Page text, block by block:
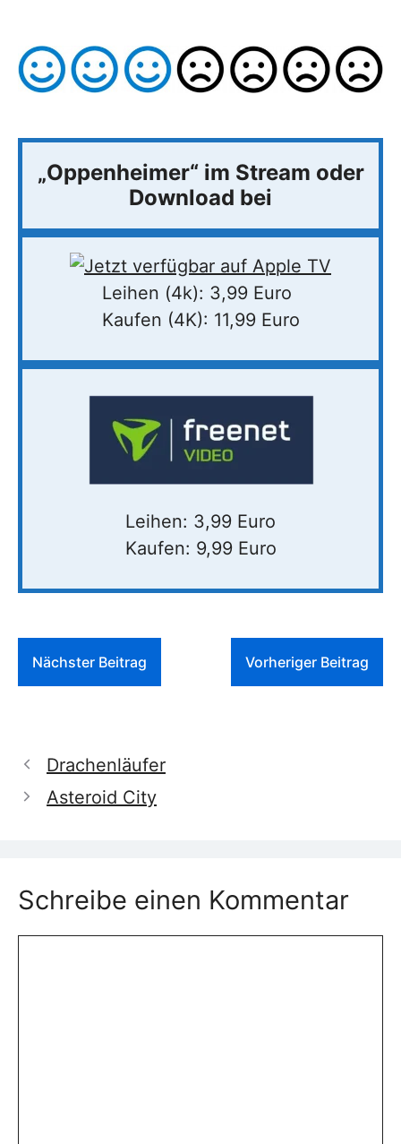
„Oppenheimer“ im Stream oder
Download bei
Leihen (4k): 3,99 Euro
Kaufen (4K): 11,99 Euro
Leihen: 3,99 Euro
Kaufen: 9,99 Euro
Nächster Beitrag Vorheriger Beitrag
Drachenläufer
Asteroid City
Schreibe einen Kommentar